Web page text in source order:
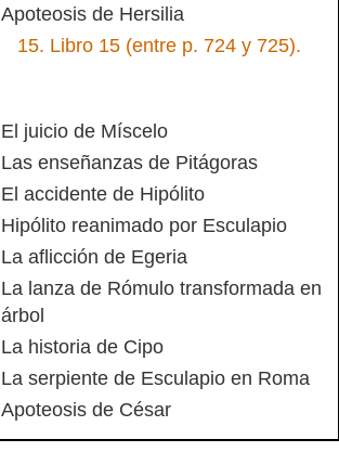
Apoteosis de Hersilia
15. Libro 15 (entre p. 724 y 725).
El juicio de Míscelo
Las enseñanzas de Pitágoras
El accidente de Hipólito
Hipólito reanimado por Esculapio
La aflicción de Egeria
La lanza de Rómulo transformada en
árbol
La historia de Cipo
La serpiente de Esculapio en Roma
Apoteosis de César